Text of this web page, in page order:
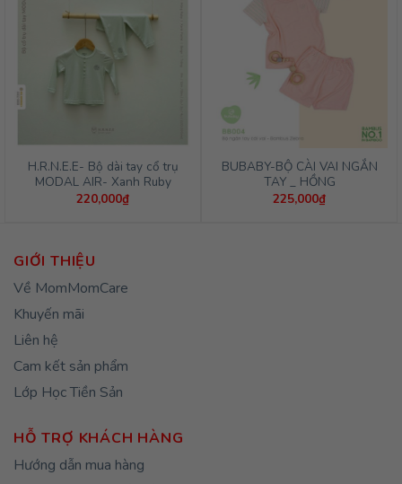
H.R.N.E.E- Bộ dài tay cổ trụ
MODAL AIR- Xanh Ruby
220,000₫
BUBABY-BỘ CÀI VAI NGẮN
TAY _ HỒNG
225,000₫
GIỚI THIỆU
Về MomMomCare
Khuyến mãi
Liên hệ
Cam kết sản phẩm
Lớp Học Tiền Sản
HỖ TRỢ KHÁCH HÀNG
Hướng dẫn mua hàng